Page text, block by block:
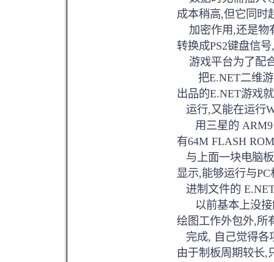
成本稍高,但它同时
加密作用,还是物
转换成PS2键盘信
游戏平台为了配
把E.NET二维游
出品的E.NET游戏
运行,又能在运行
用三星的 ARM9
有64M FLASH
与上面一块电脑
显示,能够运行与
进制文件的
以前基本上没接
绘图工作外包外,所
完成, 自己觉得各
由于制板周期较长,